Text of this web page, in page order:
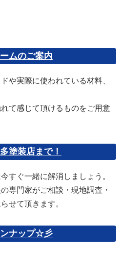
ムのご案内
や実際に使われている材料、
て感じて頂けるものをご用意
塗装店まで！
すぐ一緒に解消しましょう。
専門家がご相談・現地調査・
せて頂きます。
ナップ☆彡